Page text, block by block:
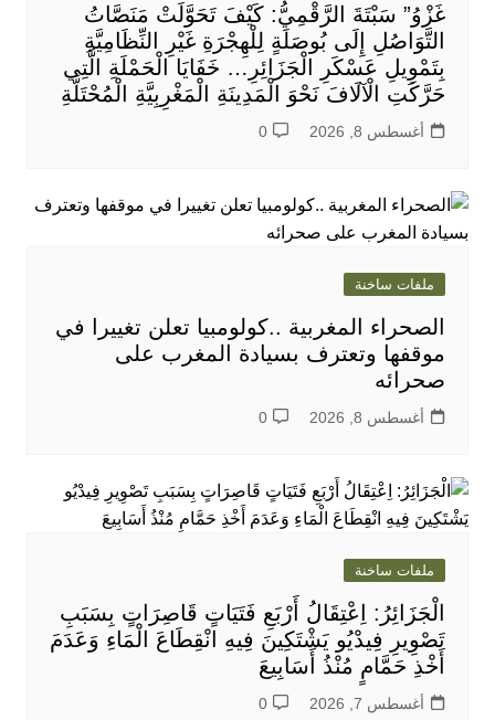
غَزْوُ” سَبْتَةَ الرَّقْمِيُّ: كَيْفَ تَحَوَّلَتْ مَنَصَّاتُ
التَّوَاصُلِ إِلَى بُوصَلَةٍ لِلْهِجْرَةِ غَيْرِ النِّظَامِيَّةِ
بِتَمْوِيلِ عَسْكَرِ الْجَزَائِرِ… خَفَايَا الْحَمْلَةِ الَّتِي
حَرَّكَتِ الْآلَافَ نَحْوَ الْمَدِينَةِ الْمَغْرِبِيَّةِ الْمُحْتَلَّةِ
أغسطس 8, 2026 0
ملفات ساخنة
الصحراء المغربية ..كولومبيا تعلن تغييرا في
موقفها وتعترف بسيادة المغرب على
صحرائه
أغسطس 8, 2026 0
ملفات ساخنة
الْجَزَائِرُ: اِعْتِقَالُ أَرْبَعِ فَتَيَاتٍ قَاصِرَاتٍ بِسَبَبِ
تَصْوِيرِ فِيدْيُو يَشْتَكِينَ فِيهِ انْقِطَاعَ الْمَاءِ وَعَدَمَ
أَخْذِ حَمَّامٍ مُنْذُ أَسَابِيعَ
أغسطس 7, 2026 0